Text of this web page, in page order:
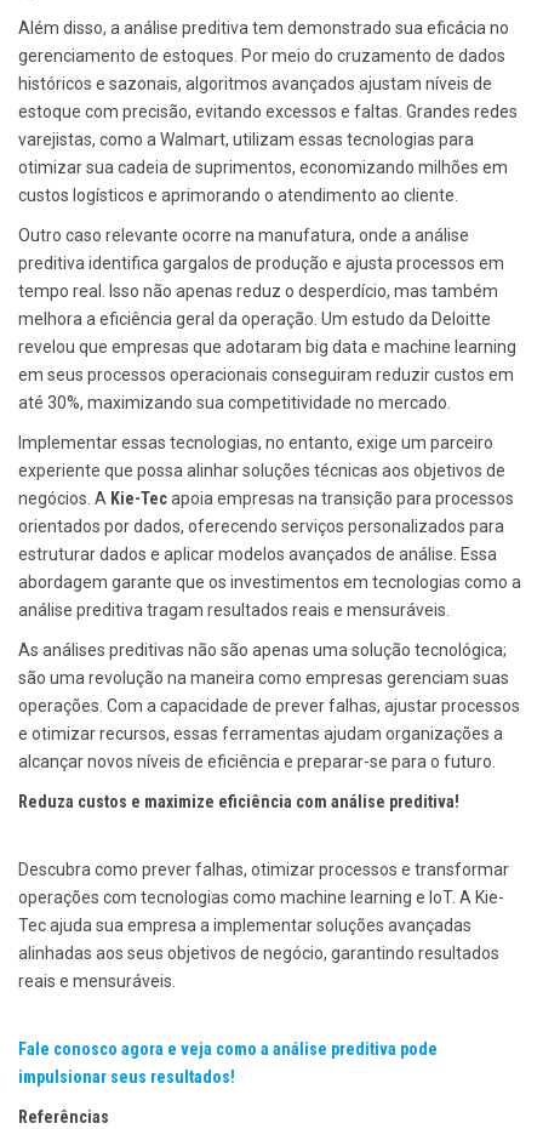
Além disso, a análise preditiva tem demonstrado sua eficácia no
gerenciamento de estoques. Por meio do cruzamento de dados
históricos e sazonais, algoritmos avançados ajustam níveis de
estoque com precisão, evitando excessos e faltas. Grandes redes
varejistas, como a Walmart, utilizam essas tecnologias para
otimizar sua cadeia de suprimentos, economizando milhões em
custos logísticos e aprimorando o atendimento ao cliente.
Outro caso relevante ocorre na manufatura, onde a análise
preditiva identifica gargalos de produção e ajusta processos em
tempo real. Isso não apenas reduz o desperdício, mas também
melhora a eficiência geral da operação. Um estudo da Deloitte
revelou que empresas que adotaram big data e machine learning
em seus processos operacionais conseguiram reduzir custos em
até 30%, maximizando sua competitividade no mercado.
Implementar essas tecnologias, no entanto, exige um parceiro
experiente que possa alinhar soluções técnicas aos objetivos de
negócios. A Kie-Tecapoia empresas na transição para processos
orientados por dados, oferecendo serviços personalizados para
estruturar dados e aplicar modelos avançados de análise. Essa
abordagem garante que os investimentos em tecnologias como a
análise preditiva tragam resultados reais e mensuráveis.
As análises preditivas não são apenas uma solução tecnológica;
são uma revolução na maneira como empresas gerenciam suas
operações. Com a capacidade de prever falhas, ajustar processos
e otimizar recursos, essas ferramentas ajudam organizações a
alcançar novos níveis de eficiência e preparar-se para o futuro.
Reduza custos e maximize eficiência com análise preditiva!
Descubra como prever falhas, otimizar processos e transformar
operações com tecnologias como machine learning e IoT. A Kie-
Tec ajuda sua empresa a implementar soluções avançadas
alinhadas aos seus objetivos de negócio, garantindo resultados
reais e mensuráveis.
Fale conosco agora e veja como a análise preditiva pode
impulsionar seus resultados!
Referências